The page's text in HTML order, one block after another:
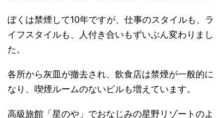
ぼくは禁煙して10年ですが、仕事のスタイルも、ラ
イフスタイルも、人付き合いもずいぶん変わりまし
た。
各所から灰皿が撤去され、飲食店は禁煙が一般的に
なり、喫煙ルームのないビルも増えています。
高級旅館「星のや」でおなじみの星野リゾートのよ